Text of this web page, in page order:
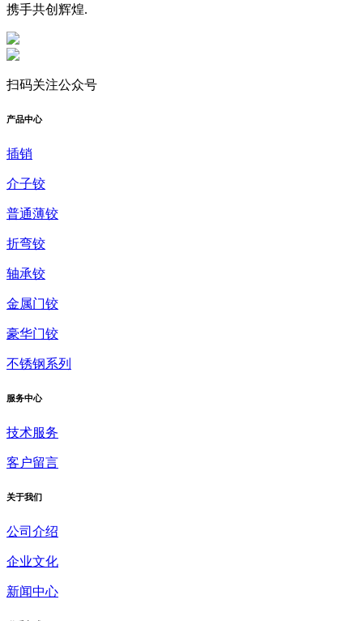
携手共创辉煌.
扫码关注公众号
产品中心
插销
介子铰
普通薄铰
折弯铰
轴承铰
金属门铰
豪华门铰
不锈钢系列
服务中心
技术服务
客户留言
关于我们
公司介绍
企业文化
新闻中心